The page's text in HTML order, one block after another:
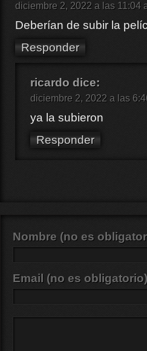
diciembre 2, 2022 a las 11:04
Deberían de subir la
Responder
ricardo dice:
diciembre 2, 2022 a las
ya la subieron
Responder
Nombre (no es
Email (no es obligatorio)